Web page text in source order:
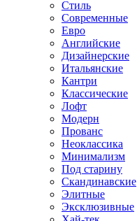
Стиль
Современные
Евро
Английские
Дизайнерские
Итальянские
Кантри
Классические
Лофт
Модерн
Прованс
Неоклассика
Минимализм
Под старину
Скандинавские
Элитные
Эксклюзивные